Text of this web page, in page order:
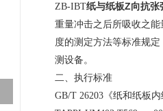
ZB-IBT纸与纸板Z向抗张
重量冲击之后所吸收之
度的测定方法等标准规
测设备。
二、执行标准
GB/T 26203《纸和纸板